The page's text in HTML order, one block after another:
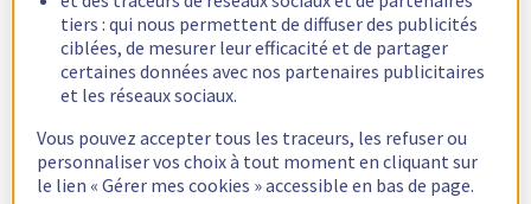
tiers : qui nous permettent de diffuser des publicités
ciblées, de mesurer leur efficacité et de partager
certaines données avec nos partenaires publicitaires
et les réseaux sociaux.
Vous pouvez accepter tous les traceurs, les refuser ou
personnaliser vos choix à tout moment en cliquant sur
le lien « Gérer mes cookies » accessible en bas de page.